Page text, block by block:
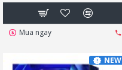
Mua ngay
NEW